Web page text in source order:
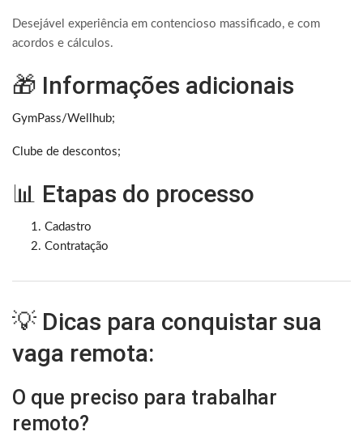
Desejável experiência em contencioso massificado, e com
acordos e cálculos.
🎁 Informações adicionais
GymPass/Wellhub;
Clube de descontos;
📊 Etapas do processo
Cadastro
Contratação
💡 Dicas para conquistar sua
vaga remota:
O que preciso para trabalhar
remoto?